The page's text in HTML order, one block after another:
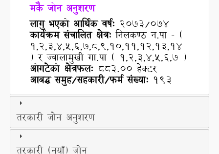
मकै जोन अनुशरण
लागु भएको आर्थिक वर्ष: २०७३/0७४
कार्यक्रम संचालित क्षेत्र: निलकण्ठ न.पा - (
१,२,३,४,५,६,७,८,९,१०,११,१२,१३,१४
) र ज्वालामुखी गा.पा ( १,२,३,४,५,६,७ )
ओगटेको क्षेत्रफल: 883.00 हेक्टर
आबद्ध समुह/सहकारी/फर्म संख्या: 193
तरकारी जोन अनुशरण
तरकारी (नयाँ) जोन